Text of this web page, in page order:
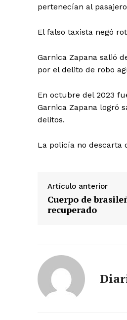
pertenecían al
El falso taxista negó
Garnica Zapana salió
por el delito de robo
En octubre del 2023
Garnica Zapana logró
delitos.
La policía no descarta
Artículo anterior
Cuerpo de
recuperado